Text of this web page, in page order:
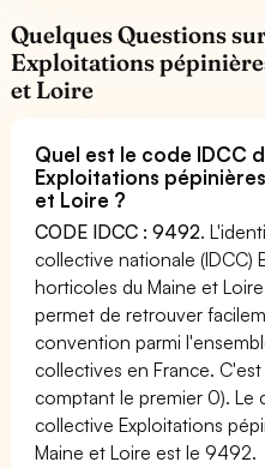
Quelques Questions
Exploitations
et Loire
Quel est le code IDCC
Exploitations
et Loire ?
CODE IDCC : 9492.
collective nationale (IDCC)
horticoles du Maine et
permet de retrouver
convention parmi
collectives en France.
comptant le premier 0). Le
collective Exploitations
Maine et Loire est le 9492.